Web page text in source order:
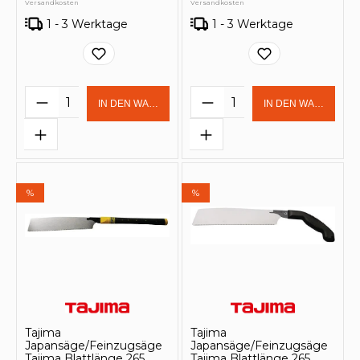
Versandkosten
1 - 3 Werktage
Produkt Anzahl: Gib den
IN DEN WARENKORB
Versandkosten
1 - 3 Werktage
Produkt Anzahl:
IN DEN
%
Tajima
Japansäge/Feinzugsäge
%
Tajima
Japansäge/Feinzugsäge